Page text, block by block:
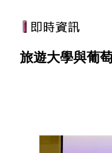
旅遊大學與葡